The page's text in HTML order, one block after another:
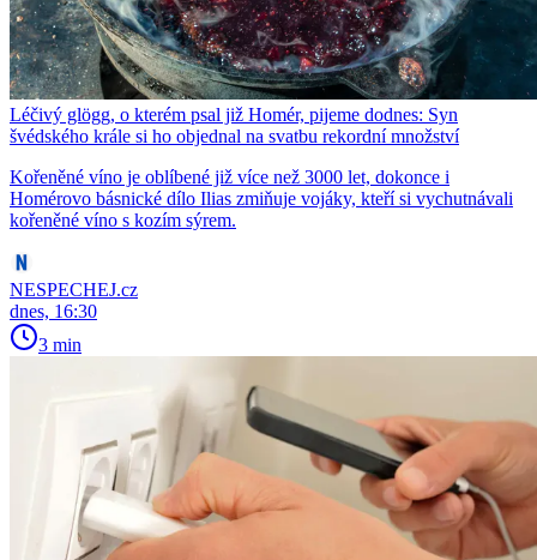
Léčivý glögg, o kterém psal již Homér, pijeme dodnes: Syn
švédského krále si ho objednal na svatbu rekordní množství
Kořeněné víno je oblíbené již více než 3000 let, dokonce i
Homérovo básnické dílo Ilias zmiňuje vojáky, kteří si vychutnávali
kořeněné víno s kozím sýrem.
NESPECHEJ.cz
dnes, 16:30
3 min